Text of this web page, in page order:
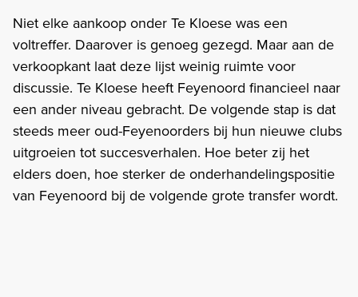
Niet elke aankoop onder Te Kloese was een
voltreffer. Daarover is genoeg gezegd. Maar aan de
verkoopkant laat deze lijst weinig ruimte voor
discussie. Te Kloese heeft Feyenoord financieel naar
een ander niveau gebracht. De volgende stap is dat
steeds meer oud-Feyenoorders bij hun nieuwe clubs
uitgroeien tot succesverhalen. Hoe beter zij het
elders doen, hoe sterker de onderhandelingspositie
van Feyenoord bij de volgende grote transfer wordt.